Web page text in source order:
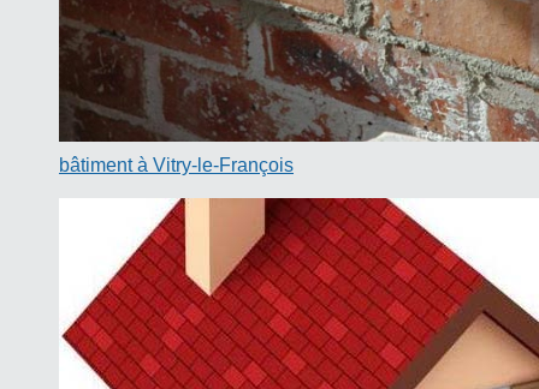
bâtiment à Vitry-le-François